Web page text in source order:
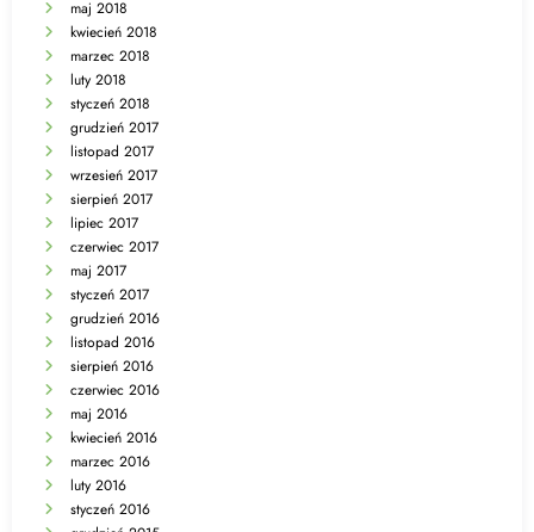
maj 2018
kwiecień 2018
marzec 2018
luty 2018
styczeń 2018
grudzień 2017
listopad 2017
wrzesień 2017
sierpień 2017
lipiec 2017
czerwiec 2017
maj 2017
styczeń 2017
grudzień 2016
listopad 2016
sierpień 2016
czerwiec 2016
maj 2016
kwiecień 2016
marzec 2016
luty 2016
styczeń 2016